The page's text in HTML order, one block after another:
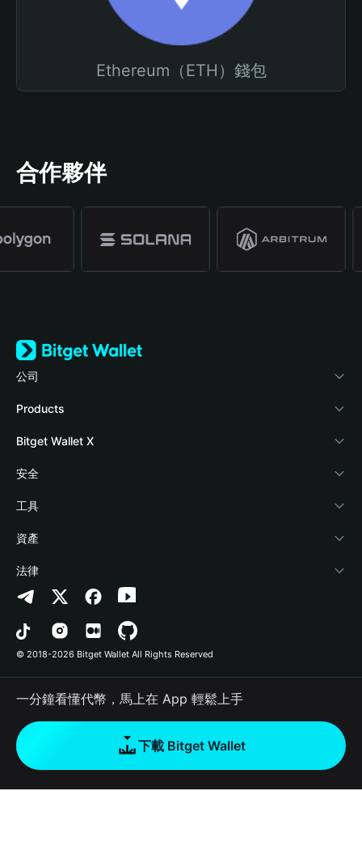
Ethereum（ETH）錢包
合作夥伴
公司
關於 Bitget Wallet
部落格
學院
加密資訊
幫助中心
‌聯繫我們
品牌資源
工作機會
Products
Crypto Card
Stablecoin Earn
Payfi Crypto
Crypto Swap API
Altcoin Season Index
Prediction Markets
DApp
RWA
如何購買加密貨幣
Bitget Wallet X
開發者文件
連接錢包
Bitget Wallet Pay
合作上架
安全
風險保障基金
安全防護技術
工具
快捷買幣
授權檢測
合約檢測
批次轉帳
資產
Arbitrum
Avalanche
Bitcoin
Polygon
法律
隱私協議
用戶使用協議
© 2018-2026 Bitget Wallet All Rights Reserved
一分鐘看懂代幣，馬上在 App 輕鬆上手
下載 Bitget Wallet